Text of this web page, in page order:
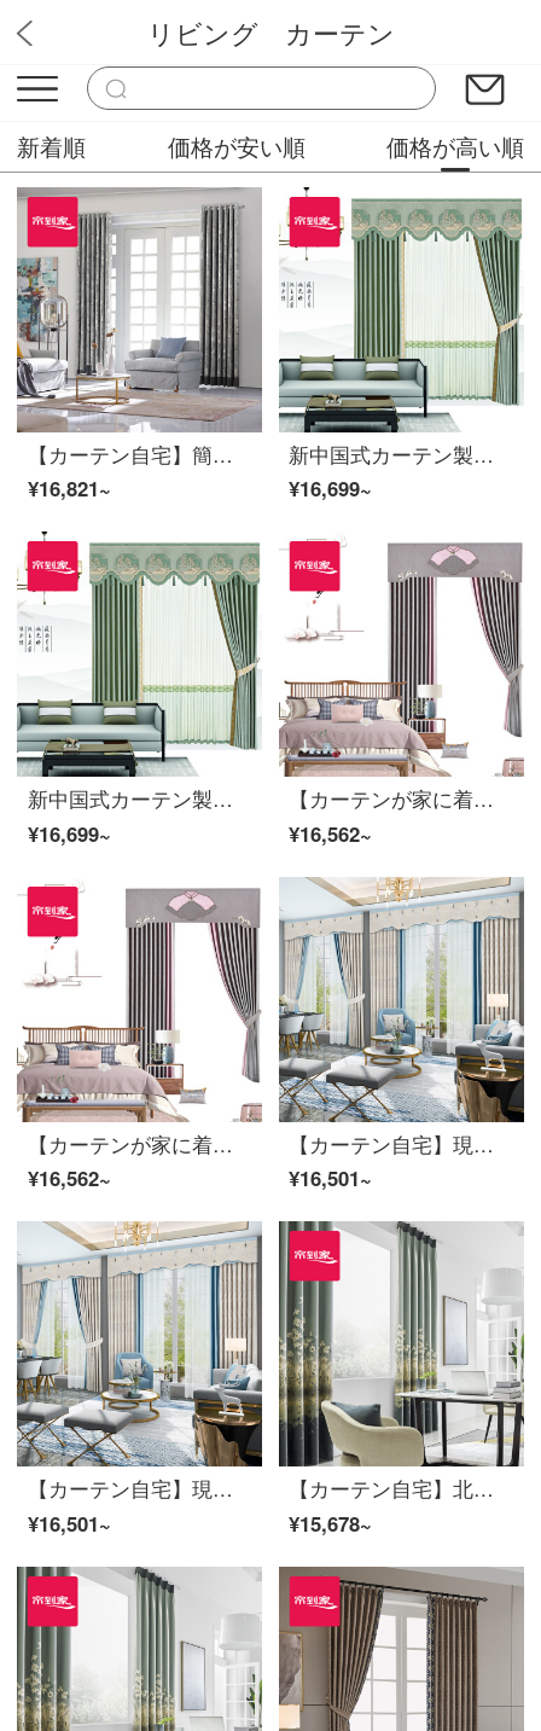
ミステリーカーテンショップ
リビング カーテン
新着順 価格が安い順 価格が高い順
【カーテン自宅】簡単に高い遮光ジャカードカスタムカーテン製品ペガソリビングルーム書斎現代上下連結定型カーテンLDC 20 SSC-4401 Sフック/カーテンなし(高さ2.6 m以内で変更可能)XLカーテンセット/ダブルオープン(適用窓幅4.1-4.4 m)
¥16,821~
新中国式カーテン製品の高遮光ジャカードカスタマイズ山水詩意客間の寝室の床窓の雲歌のレースをつなぎ合わせて型を定めます。ポリエステルの布のカーテンLDC 20 SSA-3201は穴を開けます。
¥16,699~
新中国式カーテン製品の高遮光ジャカードカスタマイズ山水詩意客間の寝室の床窓の雲歌のレースをつなぎ合わせて型を定めます。ポリエステルの布のカーテンLDC 20 SSA-3201は穴を開けます。
¥16,699~
【カーテンが家に着く】カーテン製品の新中国式高遮光カスタムリビングルームの振り付け時間テリレン花式書斎は布のカーテンLDC 20 SSA-4101 Sフックに接続します。
¥16,562~
【カーテンが家に着く】カーテン製品の新中国式高遮光カスタムリビングルームの振り付け時間テリレン花式書斎は布のカーテンLDC 20 SSA-4101 Sフックに接続します。
¥16,562~
【カーテン自宅】現代カーテン製品の黒いシルク高遮光シュルマンジャカード定型化されたポリエステルを定型化し、リビングルームの床の窓LDC 20 SSD-91ホールを予約します。
¥16,501~
【カーテン自宅】現代カーテン製品の黒いシルク高遮光シュルマンジャカード定型化されたポリエステルを定型化し、リビングルームの床の窓LDC 20 SSD-91ホールを予約します。
¥16,501~
【カーテン自宅】北欧シームレスに新商品のカーテンをつなぎ、高精密カーテン製品の高遮光リビングルームで床窓LDC 20 SSA-1701 Sフック/カーテンヘッドなし(高さ2.6 m以内で変更可能)XLのカーテンセット/ダブルオープン(適用窓幅3.5-4.1 m)
¥15,678~